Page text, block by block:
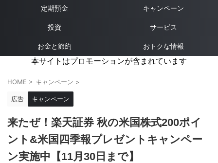
定期預金 キャンペーン
投資 サービス
お金と節約 おトクな情報
本サイトはプロモーションが含まれています
HOME > キャンペーン >
広告 キャンペーン
来たぜ！楽天証券 秋の米国株式200ポイ
ント&米国四季報プレゼントキャンペー
ン実施中【11月30日まで】